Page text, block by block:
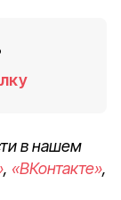
в нашем
, «ВКонтакте»,